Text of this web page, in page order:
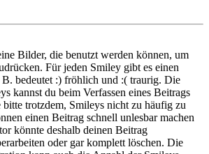
Bilder, die benutzt werden können, um
Für jeden Smiley gibt es einen
bedeutet :) fröhlich und :( traurig. Die
kannst du beim Verfassen eines Beitrags
bitte trotzdem, Smileys nicht zu häufig zu
einen Beitrag schnell unlesbar machen
könnte deshalb deinen Beitrag
oder gar komplett löschen. Die